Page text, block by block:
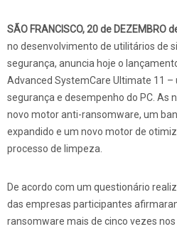
SÃO FRANCISCO, 20 de DEZEMBRO
no desenvolvimento de utilitários de
segurança, anuncia hoje o
Advanced SystemCare Ultimate 11
segurança e desempenho do PC. As
novo motor anti-ransomware, um
expandido e um novo motor de
processo de limpeza.
De acordo com um questionário
das empresas participantes
ransomware mais de cinco vezes